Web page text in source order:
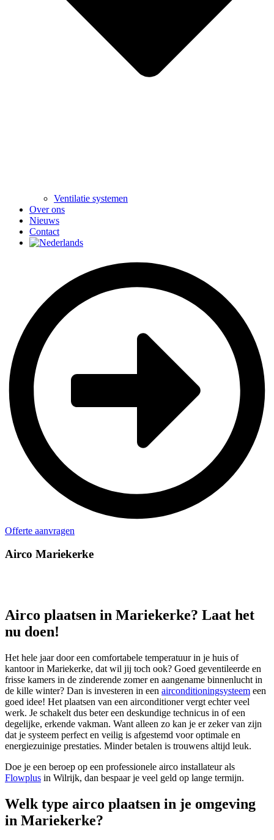
Ventilatie systemen
Over ons
Nieuws
Contact
Offerte aanvragen
Airco Mariekerke
Airco plaatsen in Mariekerke? Laat het
nu doen!
Het hele jaar door een comfortabele temperatuur in je huis of
kantoor in Mariekerke, dat wil jij toch ook? Goed geventileerde en
frisse kamers in de zinderende zomer en aangename binnenlucht in
de kille winter? Dan is investeren in een airconditioningsysteem een
goed idee! Het plaatsen van een airconditioner vergt echter veel
werk. Je schakelt dus beter een deskundige technicus in of een
degelijke, erkende vakman. Want alleen zo kan je er zeker van zijn
dat je systeem perfect en veilig is afgestemd voor optimale en
energiezuinige prestaties. Minder betalen is trouwens altijd leuk.
Doe je een beroep op een professionele airco installateur als
Flowplus in Wilrijk, dan bespaar je veel geld op lange termijn.
Welk type airco plaatsen in je omgeving
in Mariekerke?